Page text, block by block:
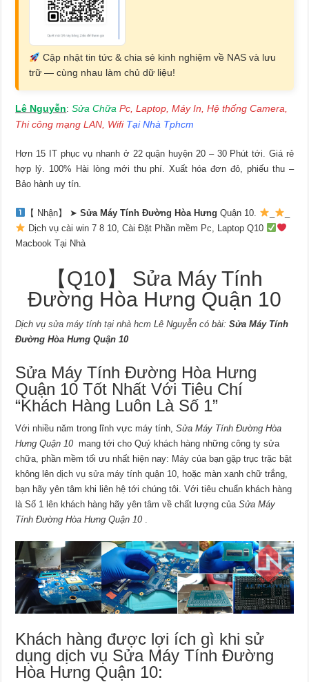
Cập nhật tin tức & chia sẻ kinh nghiệm về NAS và lưu
trữ — cùng nhau làm chủ dữ liệu!
Lê Nguyễn:Sửa Chữa Pc, Laptop, Máy In, Hệ thống Camera,
Thi công mạng LAN, Wifi Tại Nhà Tphcm
Hơn 15 IT phục vụ nhanh ở 22 quận huyện 20 – 30 Phút tới. Giá rẻ
hợp lý. 100% Hài lòng mới thu phí. Xuất hóa đơn đỏ, phiếu thu –
Bảo hành uy tín.
【 Nhận】 ➤Sửa Máy Tính Đường Hòa Hưng Quận 10.
Dịch vụ cài win 7 8 10, Cài Đặt Phần mềm Pc, Laptop Q10
Macbook Tại Nhà
【Q10】 Sửa Máy Tính
Đường Hòa Hưng Quận 10
Dịch vụ sửa máy tính tại nhà hcm Lê Nguyễn có bài:Sửa Máy Tính
Đường Hòa Hưng Quận 10
Sửa Máy Tính Đường Hòa Hưng
Quận 10 Tốt Nhất Với Tiêu Chí
“Khách Hàng Luôn Là Số 1”
Với nhiều năm trong lĩnh vực máy tính,Sửa Máy Tính Đường Hòa
Hưng Quận 10 mang tới cho Quý khách hàng những công ty sửa
chữa, phần mềm tối ưu nhất hiện nay: Máy của bạn gặp trục trặc bật
không lêndịch vụ sửa máy tính quận 10, hoặc màn xanh chữ trắng,
bạn hãy yên tâm khi liên hệ tới chúng tôi. Với tiêu chuẩn khách hàng
là Số 1 lên khách hàng hãy yên tâm về chất lượng củaSửa Máy
Tính Đường Hòa Hưng Quận 10 .
Khách hàng được lợi ích gì khi sử
dụng dịch vụ Sửa Máy Tính Đường
Hòa Hưng Quận 10: